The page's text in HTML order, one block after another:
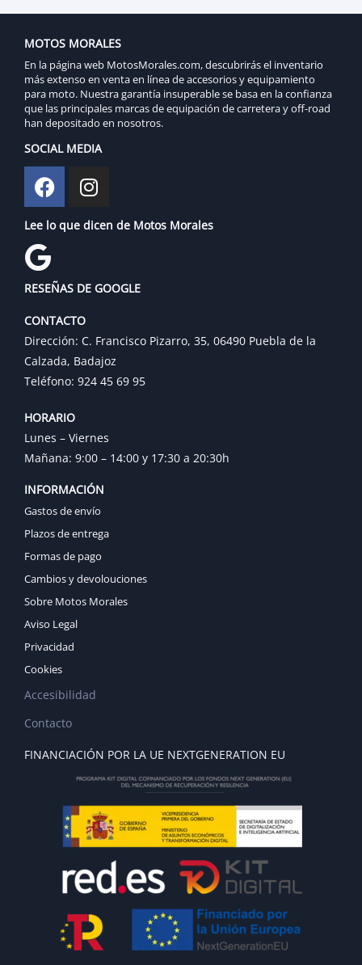
MOTOS MORALES
En la página web MotosMorales.com, descubrirás el inventario
más extenso en venta en línea de accesorios y equipamiento
para moto. Nuestra garantía insuperable se basa en la confianza
que las principales marcas de equipación de carretera y off-road
han depositado en nosotros.
SOCIAL MEDIA
Lee lo que dicen de Motos Morales
RESEÑAS DE GOOGLE
CONTACTO
Dirección: C. Francisco Pizarro, 35, 06490 Puebla de la
Calzada, Badajoz
Teléfono: 924 45 69 95
HORARIO
Lunes – Viernes
Mañana: 9:00 – 14:00 y 17:30 a 20:30h
INFORMACIÓN
Gastos de envío
Plazos de entrega
Formas de pago
Cambios y devolouciones
Sobre Motos Morales
Aviso Legal
Privacidad
Cookies
Accesibilidad
Contacto
FINANCIACIÓN POR LA UE NEXTGENERATION EU